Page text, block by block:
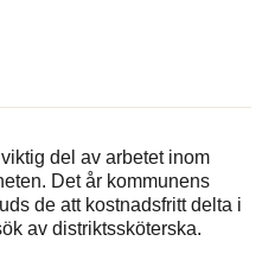
del av arbetet inom
Det år kommunens
de att kostnadsfritt delta i
av distriktssköterska.